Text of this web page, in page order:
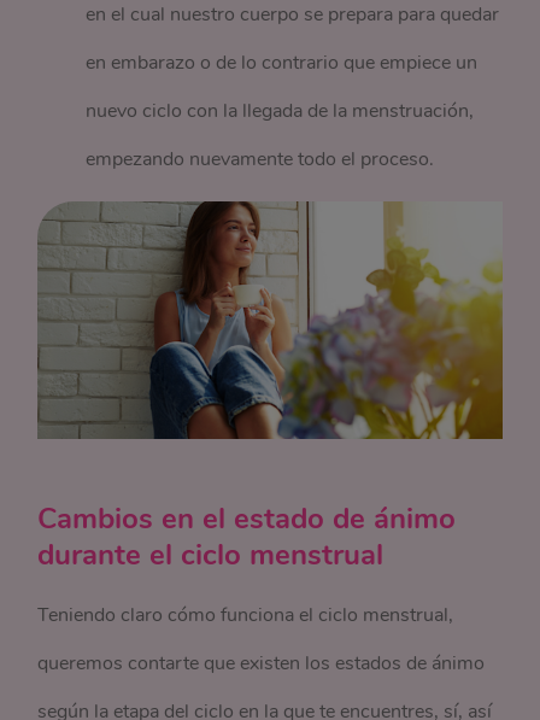
en el cual nuestro cuerpo se prepara para quedar
en embarazo o de lo contrario que empiece un
nuevo ciclo con la llegada de la menstruación,
empezando nuevamente todo el proceso.
Cambios en el estado de ánimo
durante el ciclo menstrual
Teniendo claro cómo funciona el ciclo menstrual,
queremos contarte que existen los estados de ánimo
según la etapa del ciclo en la que te encuentres, sí, así